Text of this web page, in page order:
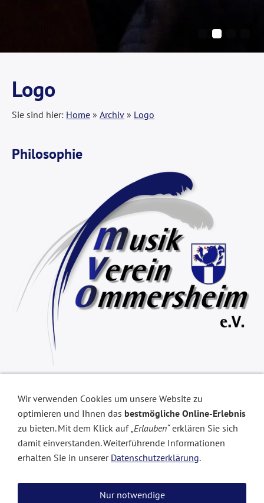
Logo
Sie sind hier: Home » Archiv » Logo
Philosophie
lediglich das Ortswappen als Logo bzw. Wappen genutzt.
Als im Jahr 2013 wieder die Vorbereitungen für ein
Musikfest begannen, machten sich ein paar Verantwortliche
daran ein eigenes Logo zu entwerfen. Das Ergebnis sehen
Sie hier.
an Festtagen werden sog. Tschakos mit einem weiß-blauen
Wir verwenden Cookies um unsere Website zu
optimieren und Ihnen das bestmögliche Online-Erlebnis
zu bieten. Mit dem Klick auf„Erlauben“erklären Sie sich
damit einverstanden. Weiterführende Informationen
erhalten Sie in unserer Datenschutzerklärung.
Nur notwendige